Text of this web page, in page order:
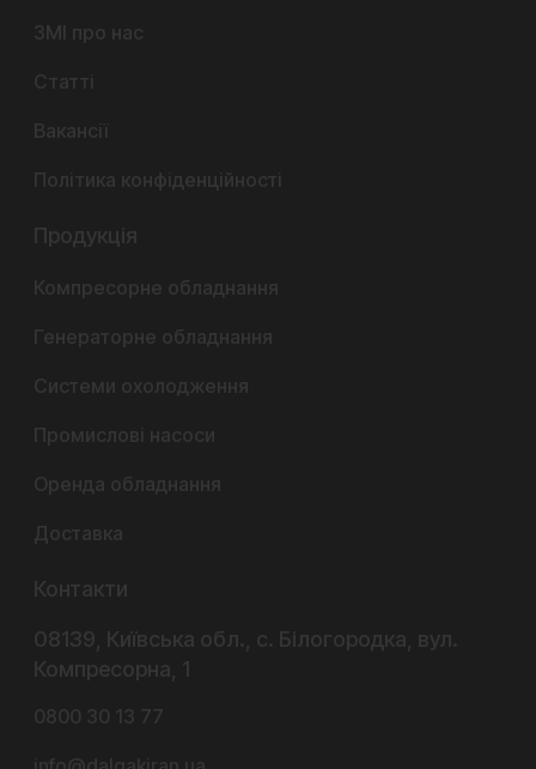
ЗМІ про нас
Статті
Вакансії
Політика конфіденційності
Продукція
Компресорне обладнання
Генераторне обладнання
Системи охолодження
Промислові насоси
Оренда обладнання
Доставка
Контакти
08139, Київська обл., с. Білогородка, вул.
Компресорна, 1
0800 30 13 77